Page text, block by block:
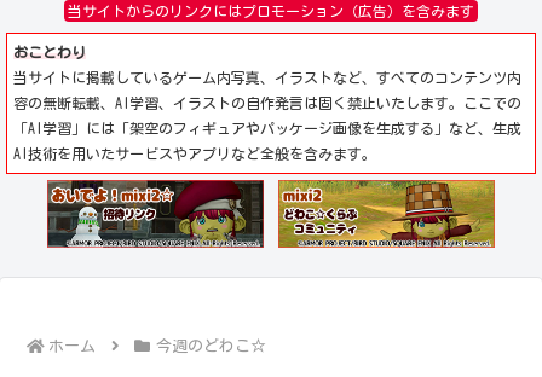
当サイトからのリンクにはプロモーション（広告）を含みます
おことわり
当サイトに掲載しているゲーム内写真、イラストなど、すべてのコンテンツ内
容の無断転載、AI学習、イラストの自作発言は固く禁止いたします。ここでの
「AI学習」には「架空のフィギュアやパッケージ画像を生成する」など、生成
AI技術を用いたサービスやアプリなど全般を含みます。
ホーム 今週のどわこ☆